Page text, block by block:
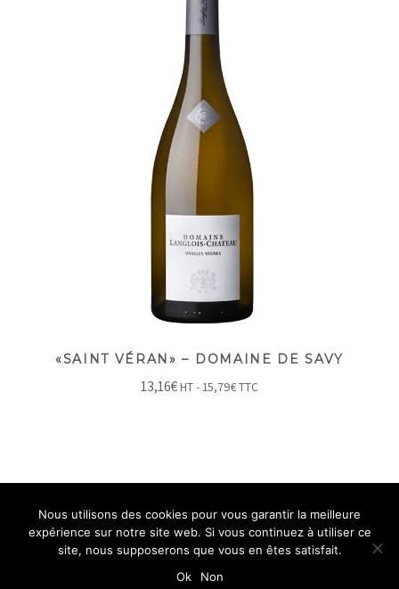
«SAINT VÉRAN» – DOMAINE DE SAVY
13,16€ HT - 15,79€TTC
Nous utilisons des cookies pour vous garantir la meilleure
expérience sur notre site web. Si vous continuez à utiliser ce
site, nous supposerons que vous en êtes satisfait.
Ok
Non